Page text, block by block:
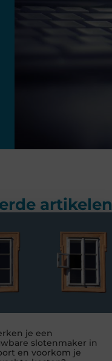
artikelen
je een
slotenmaker in
en voorkom je